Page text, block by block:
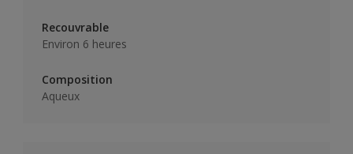
Recouvrable
Environ 6 heures
Composition
Aqueux